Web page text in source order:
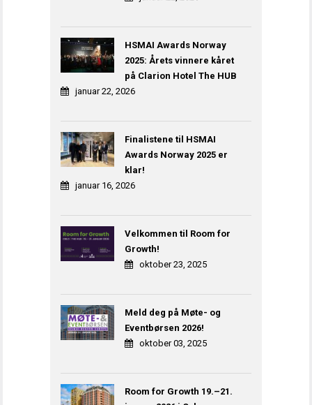
HSMAI Awards Norway
2025: Årets vinnere kåret
på Clarion Hotel The HUB
januar 22, 2026
Finalistene til HSMAI
Awards Norway 2025 er
klar!
januar 16, 2026
Velkommen til Room for
Growth!
oktober 23, 2025
Meld deg på Møte- og
Eventbørsen 2026!
oktober 03, 2025
Room for Growth 19.–21.